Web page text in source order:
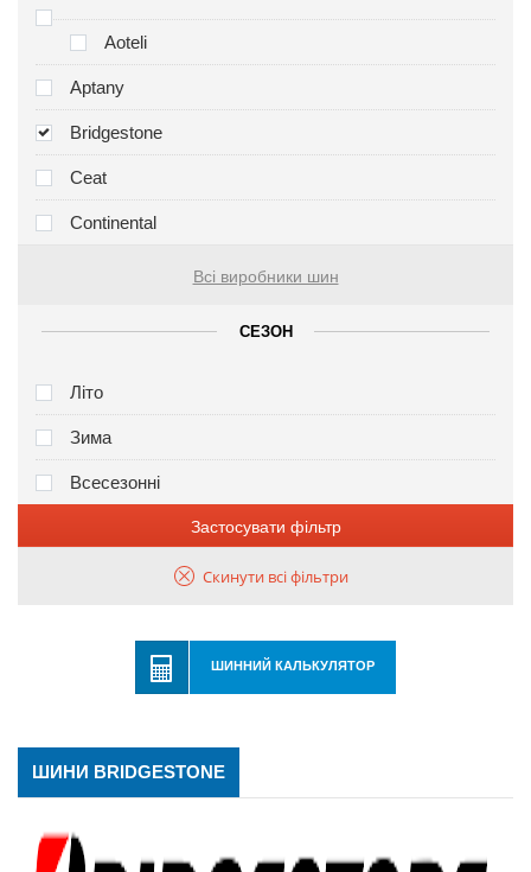
Aoteli
Aptany
Bridgestone
Ceat
Continental
Всі виробники шин
СЕЗОН
Літо
Зима
Всесезонні
Застосувати фільтр
Скинути всі фільтри
ШИННИЙ КАЛЬКУЛЯТОР
ШИНИ BRIDGESTONE